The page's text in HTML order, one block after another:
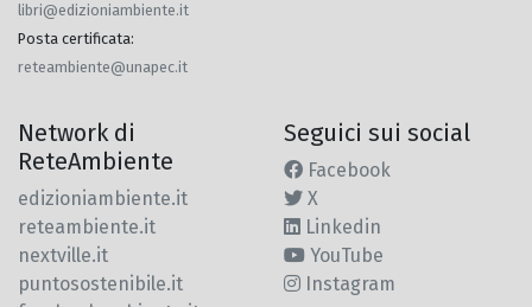
libri@edizioniambiente.it
Posta certificata:
reteambiente@unapec.it
Network di
ReteAmbiente
edizioniambiente.it
reteambiente.it
nextville.it
puntosostenibile.it
Seguici sui social
Facebook
X
Linkedin
YouTube
Instagram